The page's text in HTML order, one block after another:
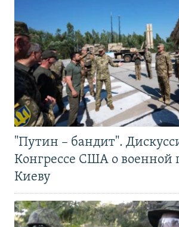
"Путин – бандит".
Конгрессе США о
Киеву